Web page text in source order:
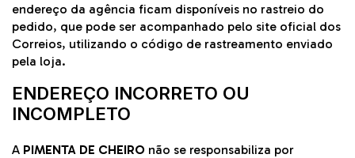
endereço da agência ficam disponíveis no rastreio do
pedido, que pode ser acompanhado pelo site oficial dos
Correios, utilizando o código de rastreamento enviado
pela loja.
ENDEREÇO INCORRETO OU
INCOMPLETO
A PIMENTA DE CHEIRO não se responsabiliza por